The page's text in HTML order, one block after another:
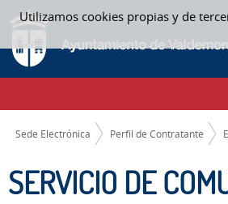
Utilizamos cookies propias y de
Saltar al contenido
SERVICIO DE COMUNICACIONES FIJAS DE
CAMINO DE MIGAS
Sede Electrónica Perfil de Contratante
SERVICIO DE